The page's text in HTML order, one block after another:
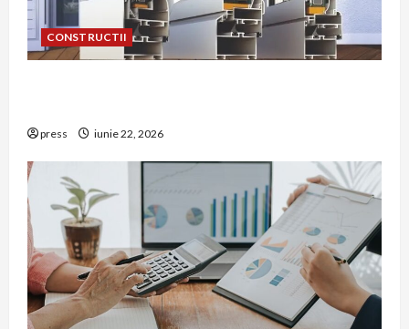
CONSTRUCTII
press iunie 22, 2026